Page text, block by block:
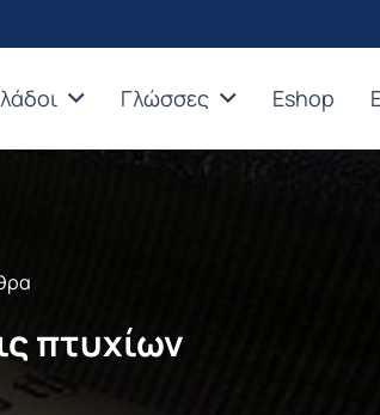
Γλώσσες Eshop
πτυχίων